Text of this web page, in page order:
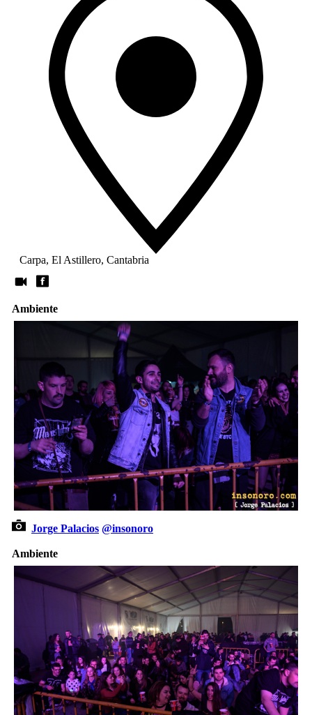
Carpa, El Astillero, Cantabria
Ambiente
Jorge Palacios @insonoro
Ambiente